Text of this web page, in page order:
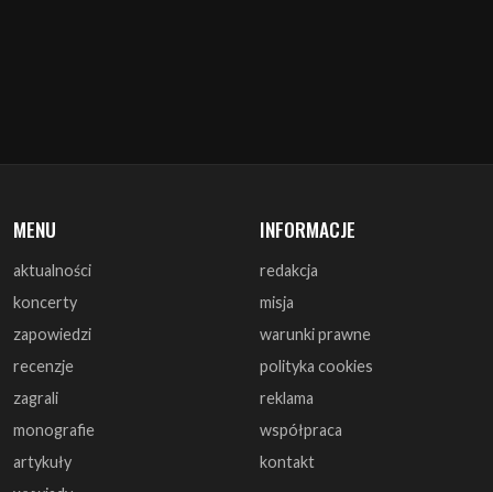
MENU
aktualności
koncerty
zapowiedzi
recenzje
zagrali
monografie
artykuły
INFORMACJE
redakcja
misja
warunki prawne
polityka cookies
reklama
współpraca
kontakt